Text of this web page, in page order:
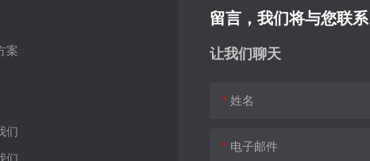
案
们
们
留言，我们将与您联系
让我们聊天
姓名
电子邮件